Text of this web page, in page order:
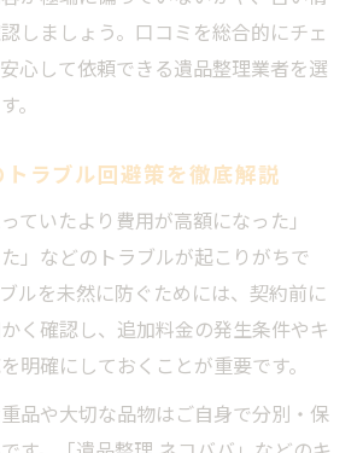
しましょう。口コミを総合的にチェ
心して依頼できる遺品整理業者を選
。
ラブル回避策を徹底解説
ていたより費用が高額になった」
た」などのトラブルが起こりがちで
ルを未然に防ぐためには、契約前に
く確認し、追加料金の発生条件やキ
明確にしておくことが重要です。
品や大切な品物はご自身で分別・保